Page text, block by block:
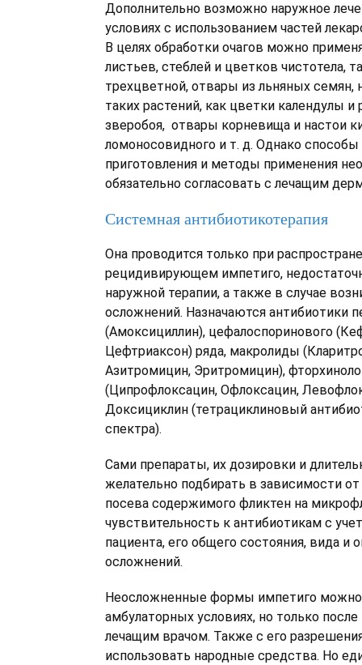
Дополнительно возможно наружное
условиях с использованием частей
В целях обработки очагов можно
листьев, стеблей и цветков чистотела,
трехцветной, отвары из льняных семян,
таких растений, как цветки календулы
зверобоя, отвары корневища и настои
ломоносовидного и т. д. Однако способы
приготовления и методы применения
обязательно согласовать с лечащим
Системная антибиотикотерапия
Она проводится только при
рецидивирующем импетиго,
наружной терапии, а также в случае
осложнений. Назначаются антибиотики
(Амоксициллин), цефалоспоринового
Цефтриаксон) ряда, макролиды
Азитромицин, Эритромицин),
(Ципрофлоксацин, Офлоксацин,
Доксициклин (тетрациклиновый
спектра).
Сами препараты, их дозировки и
желательно подбирать в зависимости от
посева содержимого фликтен на
чувствительность к антибиотикам с
пациента, его общего состояния, вида и
осложнений.
Неосложненные формы импетиго можно
амбулаторных условиях, но только после
лечащим врачом. Также с его
использовать народные средства. Но